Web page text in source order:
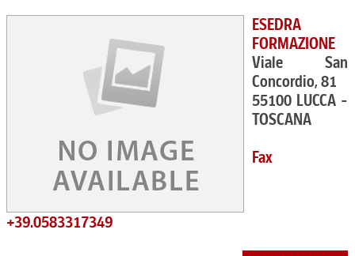
ESEDRA
FORMAZIONE
Viale San
Concordio, 81
55100 LUCCA -
TOSCANA
Fax
+39.0583317349